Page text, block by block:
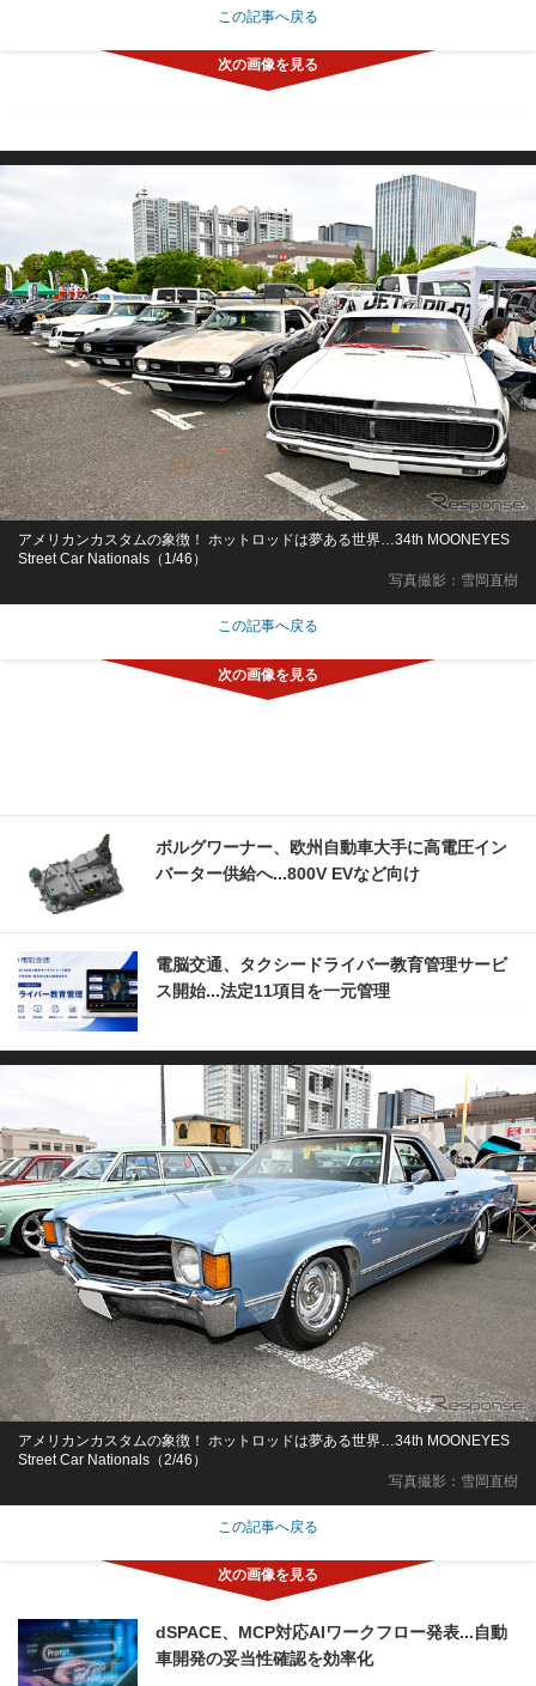
この記事へ戻る
写真撮影：雪岡直樹
アメリカンカスタムの象徴！ ホットロッドは夢ある世界…34th MOONEYES
Street Car Nationals（1/46）
この記事へ戻る
ボルグワーナー、欧州自動車大手に高電圧イン
バーター供給へ...800V EVなど向け
電脳交通、タクシードライバー教育管理サービ
ス開始...法定11項目を一元管理
写真撮影：雪岡直樹
アメリカンカスタムの象徴！ ホットロッドは夢ある世界…34th MOONEYES
Street Car Nationals（2/46）
この記事へ戻る
dSPACE、MCP対応AIワークフロー発表...自動
車開発の妥当性確認を効率化